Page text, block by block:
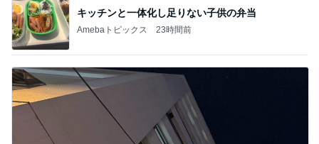
キッチンと一体化し足りない子供の弁当
Amebaトピックス 23時間前